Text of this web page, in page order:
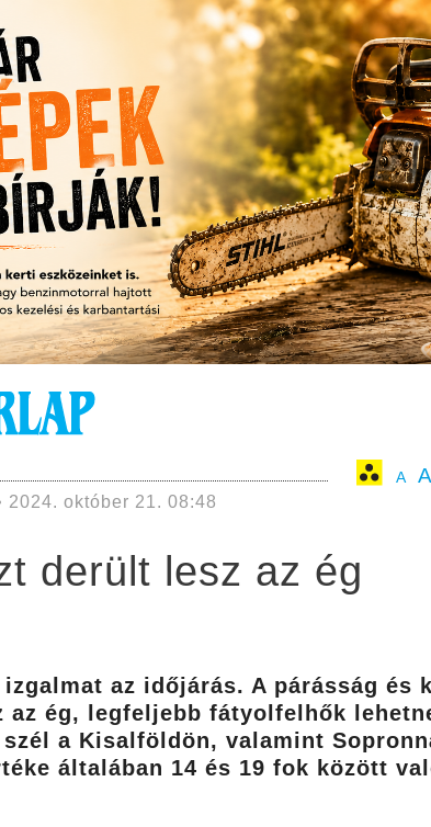
A A
2024. október 21. 08:48
derült lesz az ég
az időjárás. A párásság és
az ég, legfeljebb fátyolfelhők
a Kisalföldön, valamint
általában 14 és 19 fok között